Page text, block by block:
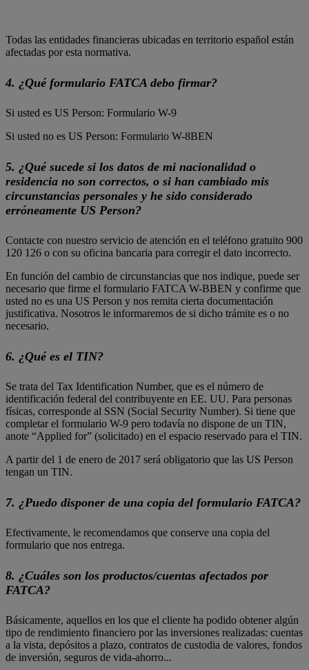
Todas las entidades financieras ubicadas en territorio español están
afectadas por esta normativa.
4. ¿Qué formulario FATCA debo firmar?
Si usted es US Person: Formulario W-9
Si usted no es US Person: Formulario W-8BEN
5. ¿Qué sucede si los datos de mi nacionalidad o
residencia no son correctos, o si han cambiado mis
circunstancias personales y he sido considerado
erróneamente US Person?
Contacte con nuestro servicio de atención en el teléfono gratuito 900
120 126 o con su oficina bancaria para corregir el dato incorrecto.
En función del cambio de circunstancias que nos indique, puede ser
necesario que firme el formulario FATCA W-BBEN y confirme que
usted no es una US Person y nos remita cierta documentación
justificativa. Nosotros le informaremos de si dicho trámite es o no
necesario.
6. ¿Qué es el TIN?
Se trata del Tax Identification Number, que es el número de
identificación federal del contribuyente en EE. UU. Para personas
físicas, corresponde al SSN (Social Security Number). Si tiene que
completar el formulario W-9 pero todavía no dispone de un TIN,
anote “Applied for” (solicitado) en el espacio reservado para el TIN.
A partir del 1 de enero de 2017 será obligatorio que las US Person
tengan un TIN.
7. ¿Puedo disponer de una copia del formulario FATCA?
Efectivamente, le recomendamos que conserve una copia del
formulario que nos entrega.
8. ¿Cuáles son los productos/cuentas afectados por
FATCA?
Básicamente, aquellos en los que el cliente ha podido obtener algún
tipo de rendimiento financiero por las inversiones realizadas: cuentas
a la vista, depósitos a plazo, contratos de custodia de valores, fondos
de inversión, seguros de vida-ahorro...